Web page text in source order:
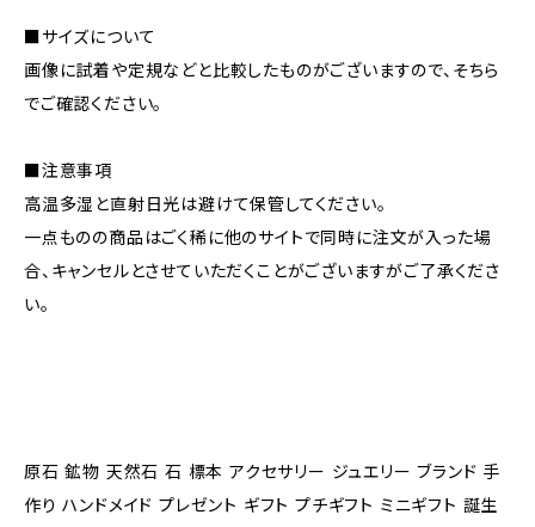
■サイズについて
画像に試着や定規などと比較したものがございますので、そちら
でご確認ください。
■注意事項
高温多湿と直射日光は避けて保管してください。
一点ものの商品はごく稀に他のサイトで同時に注文が入った場
合、キャンセルとさせていただくことがございますがご了承くださ
い。
原石 鉱物 天然石 石 標本 アクセサリー ジュエリー ブランド 手
作り ハンドメイド プレゼント ギフト プチギフト ミニギフト 誕生